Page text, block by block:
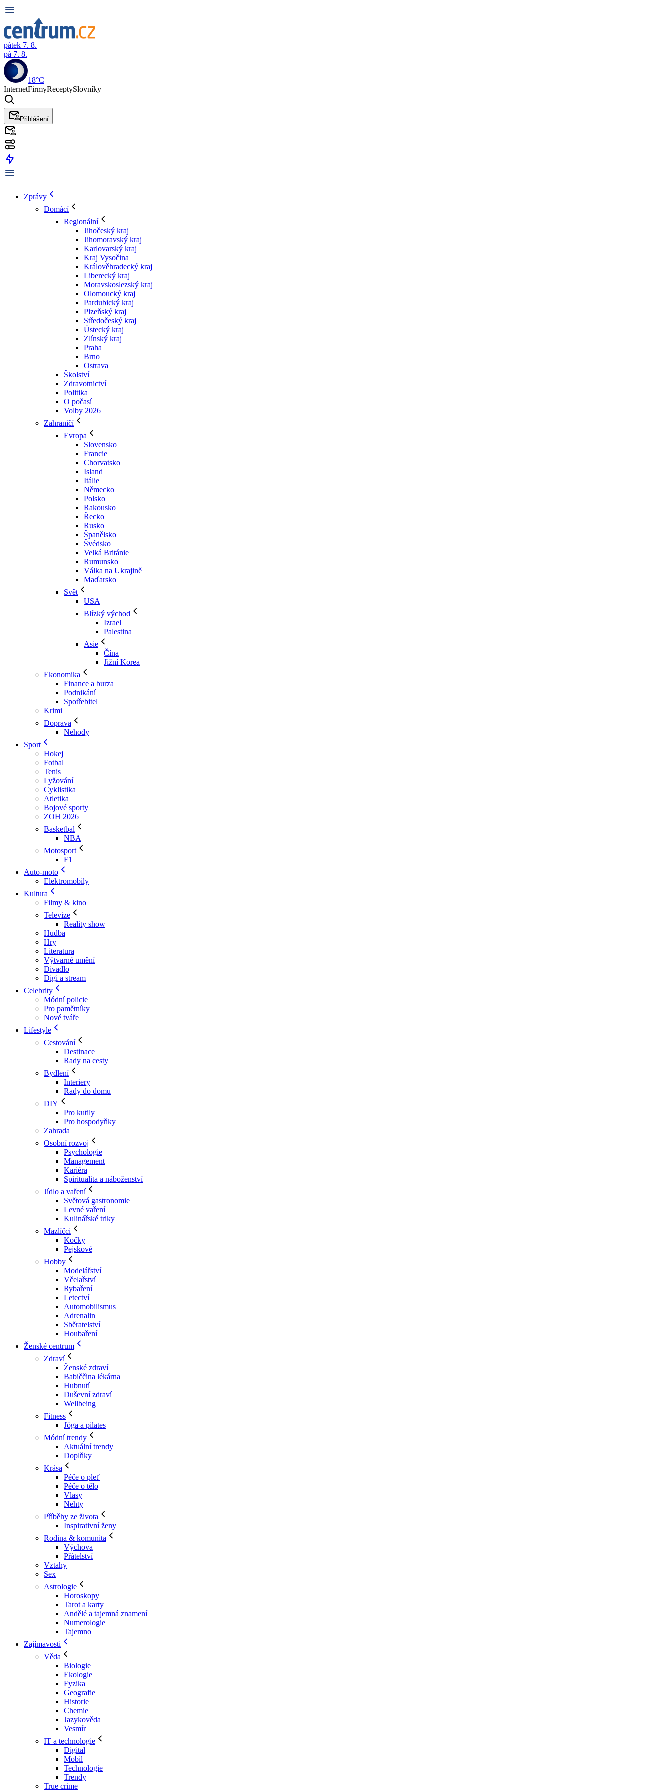
pátek 7. 8.
pá 7. 8.
18°C
InternetFirmyReceptySlovníky
Přihlášení
Zprávy
Domácí
Regionální
Jihočeský kraj
Jihomoravský kraj
Karlovarský kraj
Kraj Vysočina
Králověhradecký kraj
Liberecký kraj
Moravskoslezský kraj
Olomoucký kraj
Pardubický kraj
Plzeňský kraj
Středočeský kraj
Ústecký kraj
Zlínský kraj
Praha
Brno
Ostrava
Školství
Zdravotnictví
Politika
O počasí
Volby 2026
Zahraničí
Evropa
Slovensko
Francie
Chorvatsko
Island
Itálie
Německo
Polsko
Rakousko
Řecko
Rusko
Španělsko
Švédsko
Velká Británie
Rumunsko
Válka na Ukrajině
Maďarsko
Svět
USA
Blízký východ
Izrael
Palestina
Asie
Čína
Jižní Korea
Ekonomika
Finance a burza
Podnikání
Spotřebitel
Krimi
Doprava
Nehody
Sport
Hokej
Fotbal
Tenis
Lyžování
Cyklistika
Atletika
Bojové sporty
ZOH 2026
Basketbal
NBA
Motosport
F1
Auto-moto
Elektromobily
Kultura
Filmy & kino
Televize
Reality show
Hudba
Hry
Literatura
Výtvarné umění
Divadlo
Digi a stream
Celebrity
Módní policie
Pro pamětníky
Nové tváře
Lifestyle
Cestování
Destinace
Rady na cesty
Bydlení
Interiery
Rady do domu
DIY
Pro kutily
Pro hospodyňky
Zahrada
Osobní rozvoj
Psychologie
Management
Kariéra
Spiritualita a náboženství
Jídlo a vaření
Světová gastronomie
Levné vaření
Kulinářské triky
Mazlíčci
Kočky
Pejskové
Hobby
Modelářství
Včelařství
Rybaření
Letectví
Automobilismus
Adrenalin
Sběratelství
Houbaření
Ženské centrum
Zdraví
Ženské zdraví
Babiččina lékárna
Hubnutí
Duševní zdraví
Wellbeing
Fitness
Jóga a pilates
Módní trendy
Aktuální trendy
Doplňky
Krása
Péče o pleť
Péče o tělo
Vlasy
Nehty
Příběhy ze života
Inspirativní ženy
Rodina & komunita
Výchova
Přátelství
Vztahy
Sex
Astrologie
Horoskopy
Tarot a karty
Andělé a tajemná znamení
Numerologie
Tajemno
Zajímavosti
Věda
Biologie
Ekologie
Fyzika
Geografie
Historie
Chemie
Jazykověda
Vesmír
IT a technologie
Digital
Mobil
Technologie
Trendy
True crime